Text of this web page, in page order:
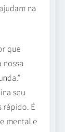
na
que
nossa
seu
rápido. É
mental e